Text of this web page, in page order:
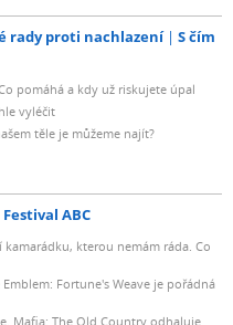
rady proti nachlazení
S čím
pomáhá a kdy už riskujete úpal
vyléčit
těle je můžeme najít?
Festival ABC
kterou nemám ráda. Co
Fortune's Weave je pořádná
Mafia: The Old Country odhaluje